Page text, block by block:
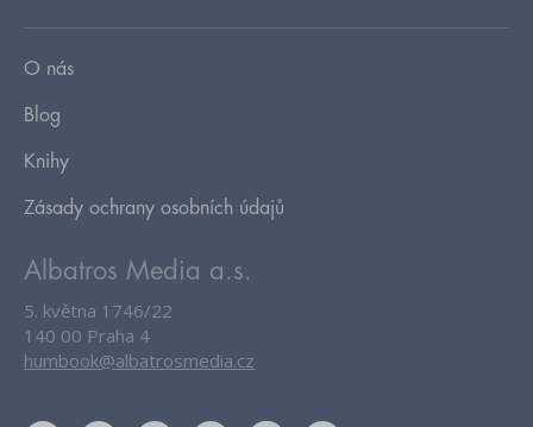
O nás
Blog
Knihy
Zásady ochrany osobních údajů
Albatros Media a.s.
5. května 1746/22
140 00 Praha 4
humbook@albatrosmedia.cz